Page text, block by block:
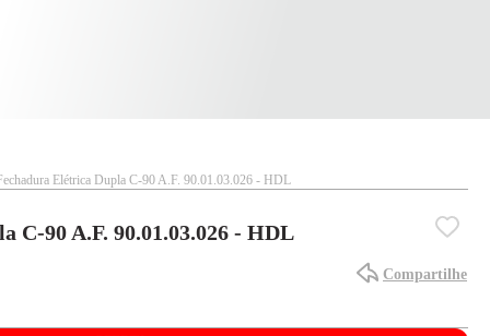
Elétrica Dupla C-90 A.F. 90.01.03.026 - HDL
C-90 A.F. 90.01.03.026 - HDL
Compartilhe